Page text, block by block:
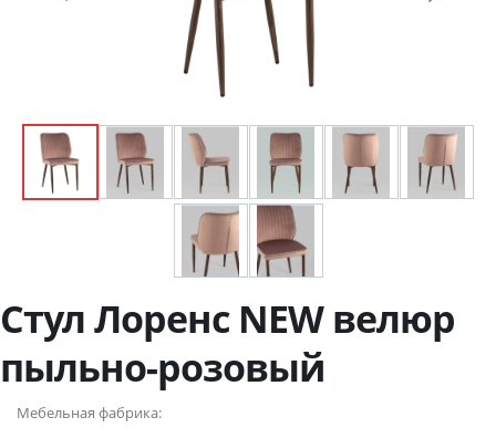
Стул Лоренс NEW велюр
пыльно-розовый
Мебельная фабрика: